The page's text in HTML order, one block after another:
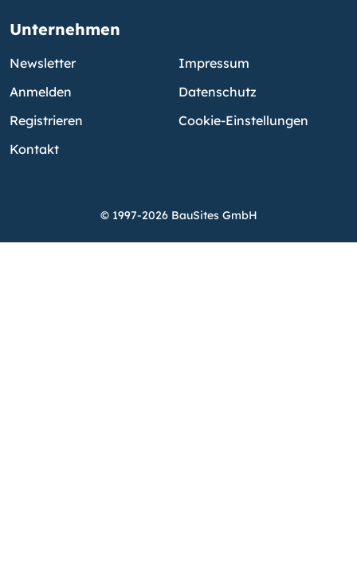
Unternehmen
Newsletter
Anmelden
Registrieren
Kontakt
Impressum
Datenschutz
Cookie-Einstellungen
© 1997-2026 BauSites GmbH